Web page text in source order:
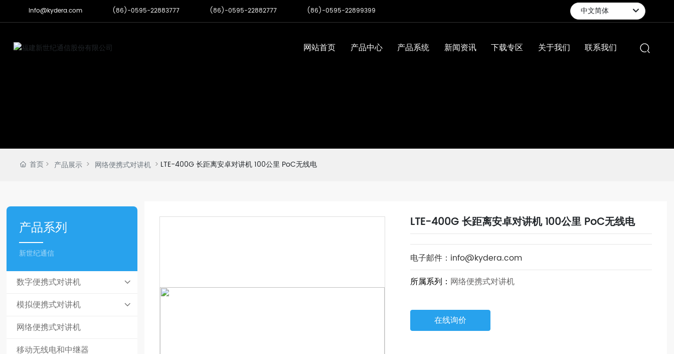
info@kydera.com (86)-0595-22883777 (86)-0595-22882777 (86)-0595-22899399 中文简体
网站首页 产品中心 产品系统 新闻资讯 下载专区 关于我们 联系我们
首页 产品展示 网络便携式对讲机 LTE-400G 长距离安卓对讲机 100公里 PoC无线电
产品系列
新世纪通信
数字便携式对讲机
模拟便携式对讲机
网络便携式对讲机
移动无线电和中继器
LTE-400G 长距离安卓对讲机 100公里 PoC无线电
电子邮件： info@kydera.com
所属系列： 网络便携式对讲机
在线询价